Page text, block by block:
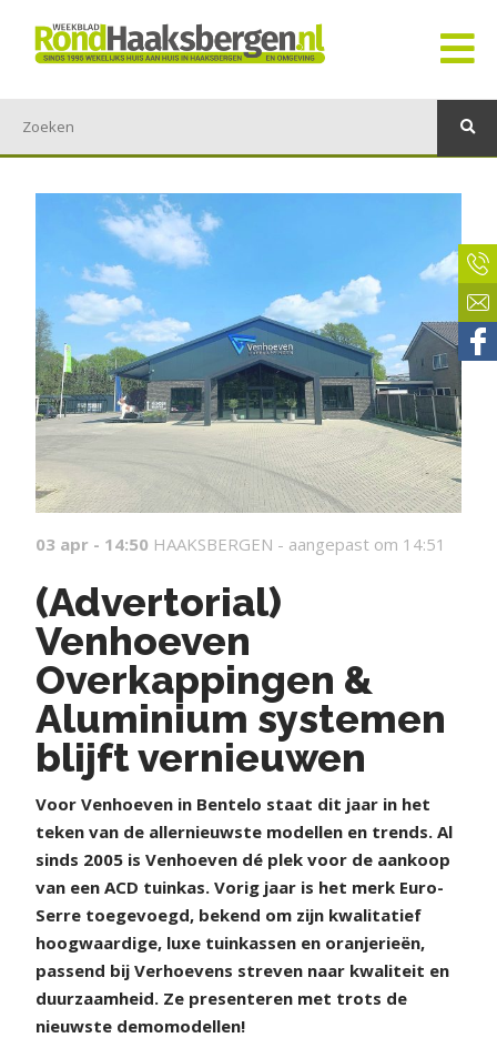
03 apr - 14:50 HAAKSBERGEN - aangepast om 14:51
(Advertorial)
Venhoeven
Overkappingen &
Aluminium systemen
blijft vernieuwen
Voor Venhoeven in Bentelo staat dit jaar in het
teken van de allernieuwste modellen en trends. Al
sinds 2005 is Venhoeven dé plek voor de aankoop
van een ACD tuinkas. Vorig jaar is het merk Euro-
Serre toegevoegd, bekend om zijn kwalitatief
hoogwaardige, luxe tuinkassen en oranjerieën,
passend bij Verhoevens streven naar kwaliteit en
duurzaamheid. Ze presenteren met trots de
nieuwste demomodellen!